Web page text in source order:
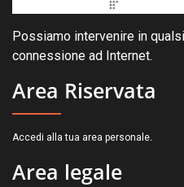
Possiamo intervenire in
connessione ad Internet.
Area Riservata
Accedi alla tua area personale.
Area legale